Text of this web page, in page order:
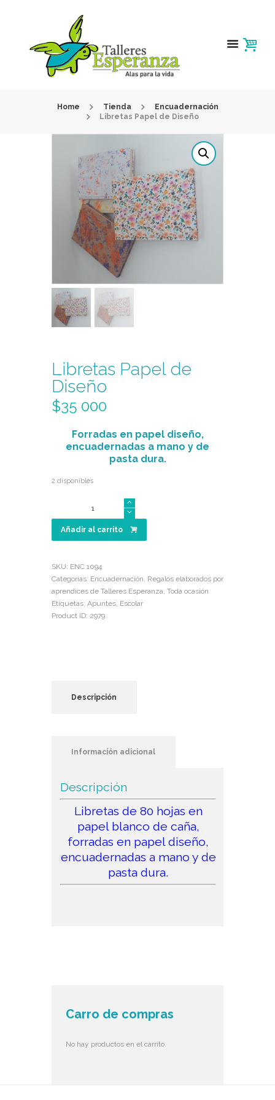
Home Tienda
Encuadernación
Libretas Papel de Diseño
Libretas Papel de
Diseño
$35 000
Forradas en papel diseño,
encuadernadas a mano y de
pasta dura.
2 disponibles
Diseño
Añadir al carrito
SKU: ENC 1094
Categorías: Encuadernación, Regalos elaborados por
aprendices de Talleres Esperanza, Toda ocasión
Etiquetas: Apuntes, Escolar
Product ID: 2979
Descripción
Información adicional
Descripción
Libretas de 80 hojas en
papel blanco de caña,
forradas en papel diseño,
encuadernadas a mano y de
pasta dura.
Carro de compras
No hay productos en el carrito.